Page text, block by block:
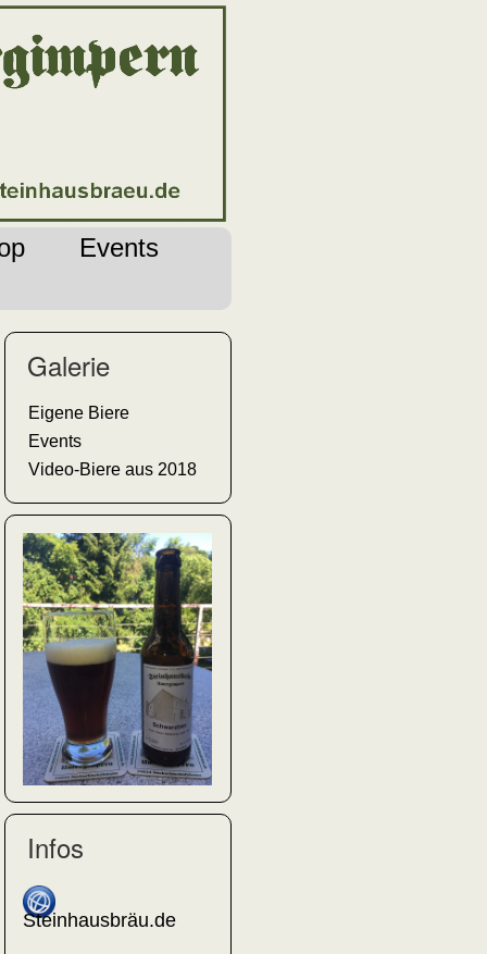
Events
Galerie
Eigene Biere
Events
Video-Biere aus 2018
Infos
Steinhausbräu.de